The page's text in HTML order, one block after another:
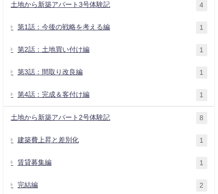
土地から新築アパート3号体験記 4
第1話：今後の戦略を考える編 1
第2話：土地買い付け編 1
第3話：間取り改良編 1
第4話：完成＆客付け編 1
土地から新築アパート2号体験記 8
建築費上昇と差別化 1
賃貸募集編 1
完結編 2